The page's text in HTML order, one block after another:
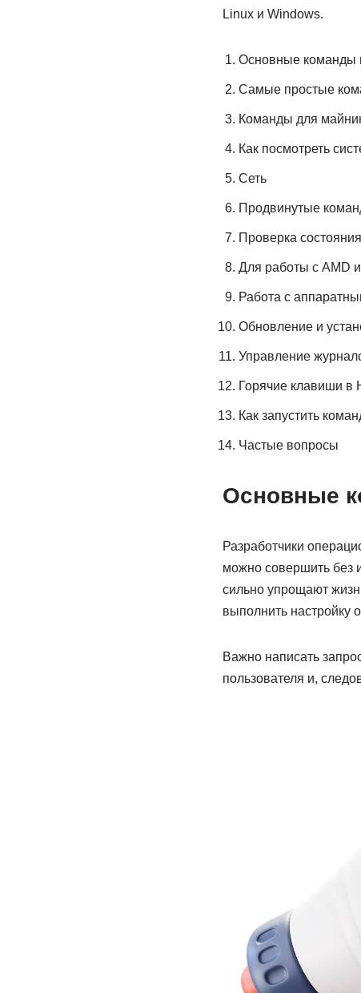
Linux и Windows.
Основные команды
Самые простые
Команды для
Как посмотреть
Сеть
Продвинутые
Проверка
Для работы с AMD
Работа с
Обновление и
Управление
Горячие клавиши в
Как запустить
Частые вопросы
Основные
Разработчики
можно совершить без
сильно упрощают
выполнить настройку
Важно написать
пользователя и,